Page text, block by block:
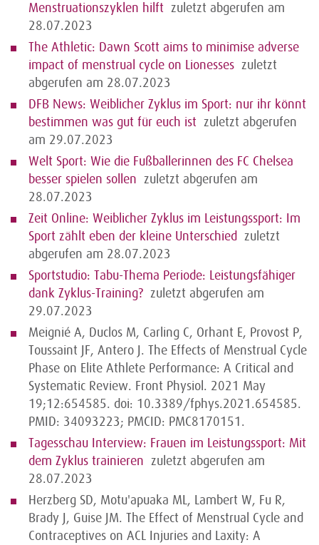
Menstruationszyklen hilft zuletzt abgerufen am
28.07.2023
The Athletic: Dawn Scott aims to minimise adverse
impact of menstrual cycle on Lionesses zuletzt
abgerufen am 28.07.2023
DFB News: Weiblicher Zyklus im Sport: nur ihr könnt
bestimmen was gut für euch ist zuletzt abgerufen
am 29.07.2023
Welt Sport: Wie die Fußballerinnen des FC Chelsea
besser spielen sollen zuletzt abgerufen am
28.07.2023
Zeit Online: Weiblicher Zyklus im Leistungssport: Im
Sport zählt eben der kleine Unterschied zuletzt
abgerufen am 28.07.2023
Sportstudio: Tabu-Thema Periode: Leistungsfähiger
dank Zyklus-Training? zuletzt abgerufen am
29.07.2023
Meignié A, Duclos M, Carling C, Orhant E, Provost P,
Toussaint JF, Antero J. The Effects of Menstrual Cycle
Phase on Elite Athlete Performance: A Critical and
Systematic Review. Front Physiol. 2021 May
19;12:654585. doi: 10.3389/fphys.2021.654585.
PMID: 34093223; PMCID: PMC8170151.
Tagesschau Interview: Frauen im Leistungssport: Mit
dem Zyklus trainieren zuletzt abgerufen am
28.07.2023
Herzberg SD, Motu'apuaka ML, Lambert W, Fu R,
Brady J, Guise JM. The Effect of Menstrual Cycle and
Contraceptives on ACL Injuries and Laxity: A